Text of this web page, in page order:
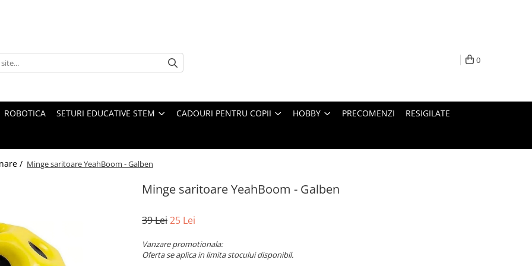
0
ROBOTICA SETURI EDUCATIVE STEM CADOURI PENTRU COPII HOBBY PRECOMENZI RESIGILATE
/ Minge saritoare YeahBoom - Galben
Minge saritoare YeahBoom - Galben
39 Lei25 Lei
Vanzare promotionala:
Oferta se aplica in limita stocului disponibil.